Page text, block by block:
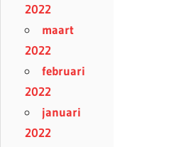
2022
maart
2022
februari
2022
januari
2022